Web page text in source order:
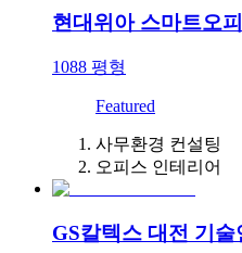
현대위아 스마트오
1088 평형
Featured
사무환경 컨설팅
오피스 인테리어
GS칼텍스 대전 기술